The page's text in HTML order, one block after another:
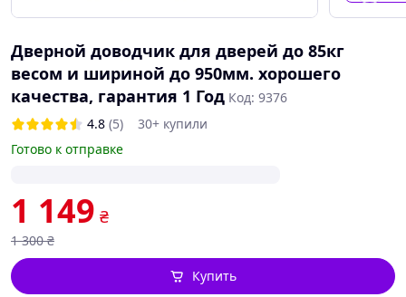
Дверной доводчик для дверей до 85кг
весом и шириной до 950мм. хорошего
качества, гарантия 1 Год Код: 9376
4.8 (5)
30+ купили
Готово к отправке
1 149 ₴
1 300 ₴
Купить